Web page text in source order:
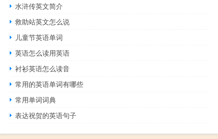
水浒传英文简介
救助站英文怎么说
儿童节英语单词
英语怎么读用英语
衬衫英语怎么读音
常用的英语单词有哪些
常用单词词典
表达祝贺的英语句子